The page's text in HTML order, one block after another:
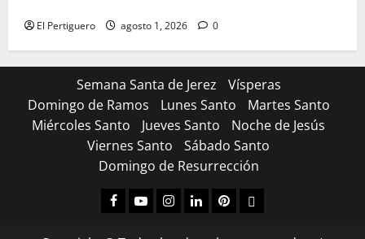
El Pertiguero agosto 1, 2026 0
Semana Santa de Jerez
Vísperas
Domingo de Ramos
Lunes Santo
Martes Santo
Miércoles Santo
Jueves Santo
Noche de Jesús
Viernes Santo
Sábado Santo
Domingo de Resurrección
Facebook
YoutubeInstagram
LinkedPinterestDribbble